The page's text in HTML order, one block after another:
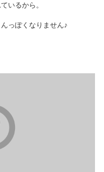
いるから。
っぽくなりません♪